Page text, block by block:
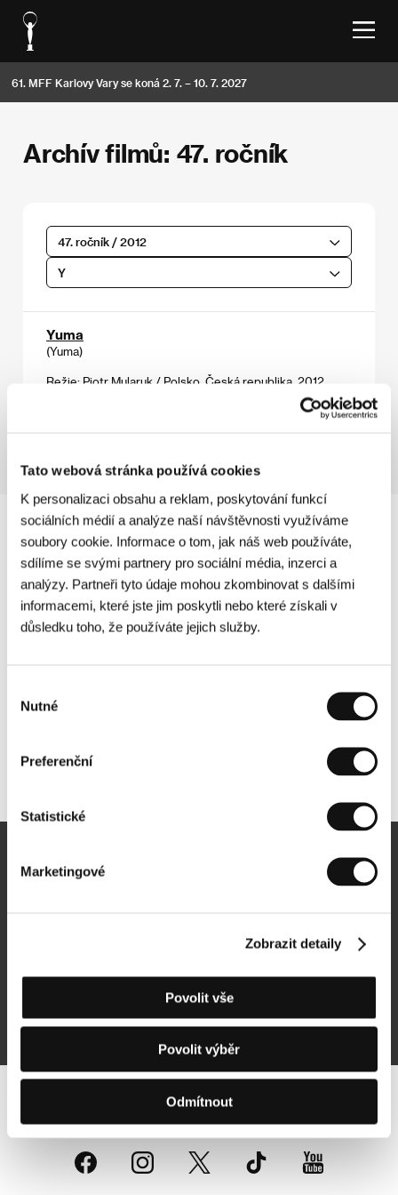
Tato webová stránka používá cookies
K personalizaci obsahu a reklam, poskytování funkcí
sociálních médií a analýze naší návštěvnosti využíváme
soubory cookie. Informace o tom, jak náš web používáte,
sdílíme se svými partnery pro sociální média, inzerci a
analýzy. Partneři tyto údaje mohou zkombinovat s dalšími
informacemi, které jste jim poskytli nebo které získali v
důsledku toho, že používáte jejich služby.
souhlasu
Nutné
Preferenční
Statistické
Marketingové
Zobrazit detaily
Povolit vše
Povolit výběr
Odmítnout
61. MFF Karlovy Vary se koná 2. 7. – 10. 7. 2027
Archív filmů: 47. ročník
47. ročník / 2012
Y
Yuma
(Yuma)
Režie: Piotr Mularuk / Polsko, Česká republika, 2012,
Přihlásit se k odběru
Přihlášením souhlasím sezpracováním osobních údajů
Sledujte nás na síti: